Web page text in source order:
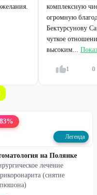
комплексную
огромную
Бектурсунову
чуткое
высоким...
1 0
83%
Легенда
на Полянке
лечение
(снятие